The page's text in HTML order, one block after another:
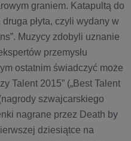
graniem. Katapultą do
płyta, czyli wydany w
Muzycy zdobyli uznanie
przemysłu
ostatnim świadczyć może
Talent 2015” („Best Talent
szwajcarskiego
nagrane przez Death by
dziesiątce na